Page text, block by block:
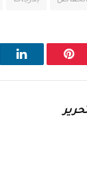
بينتيريست